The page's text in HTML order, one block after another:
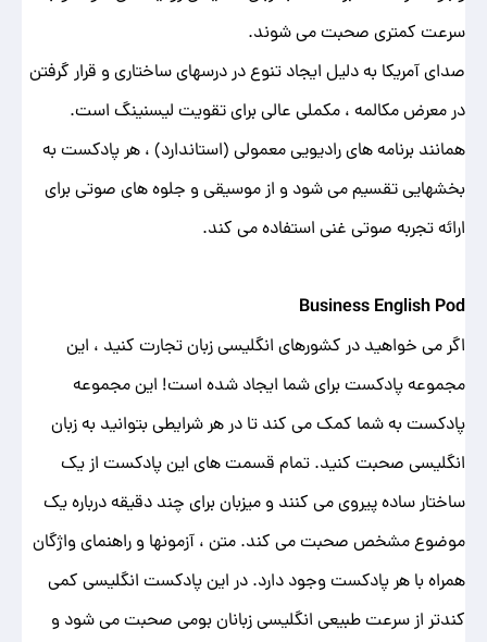
سرعت کمتری صحبت می شوند.
صدای آمریکا به دلیل ایجاد تنوع در درسهای ساختاری و قرار گرفتن
در معرض مکالمه ، مکملی عالی برای تقویت لیسنینگ است.
همانند برنامه های رادیویی معمولی (استاندارد) ، هر پادکست به
بخشهایی تقسیم می شود و از موسیقی و جلوه های صوتی برای
ارائه تجربه صوتی غنی استفاده می کند.
Business English Pod
اگر می خواهید در کشورهای انگلیسی زبان تجارت کنید ، این
مجموعه پادکست برای شما ایجاد شده است! این مجموعه
پادکست به شما کمک می کند تا در هر شرایطی بتوانید به زبان
انگلیسی صحبت کنید. تمام قسمت های این پادکست از یک
ساختار ساده پیروی می کنند و میزبان برای چند دقیقه درباره یک
موضوع مشخص صحبت می کند. متن ، آزمونها و راهنمای واژگان
همراه با هر پادکست وجود دارد. در این پادکست انگلیسی کمی
کندتر از سرعت طبیعی انگلیسی زبانان بومی صحبت می شود و